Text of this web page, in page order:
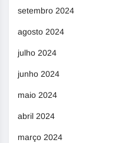
setembro 2024
agosto 2024
julho 2024
junho 2024
maio 2024
abril 2024
março 2024